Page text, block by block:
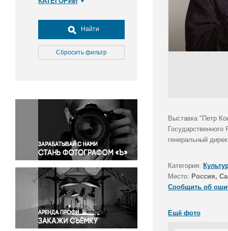
Досуг, туризм и отдых
Культура
Медицина
Окружающая среда
Политика
Правосудие
Происшествия и конфликты
Религия
Светская жизнь
Спорт
Экология
Экономика и бизнес
Найти
Сбросить фильтр
Выставка "Петр
генеральный
Категория:
Место: Россия,
Сообщить об
Ещё фото